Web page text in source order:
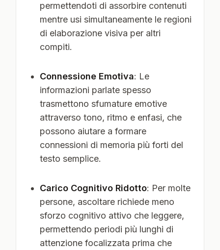
permettendoti di assorbire contenuti
mentre usi simultaneamente le regioni
di elaborazione visiva per altri
compiti.
Connessione Emotiva: Le
informazioni parlate spesso
trasmettono sfumature emotive
attraverso tono, ritmo e enfasi, che
possono aiutare a formare
connessioni di memoria più forti del
testo semplice.
Carico Cognitivo Ridotto: Per molte
persone, ascoltare richiede meno
sforzo cognitivo attivo che leggere,
permettendo periodi più lunghi di
attenzione focalizzata prima che